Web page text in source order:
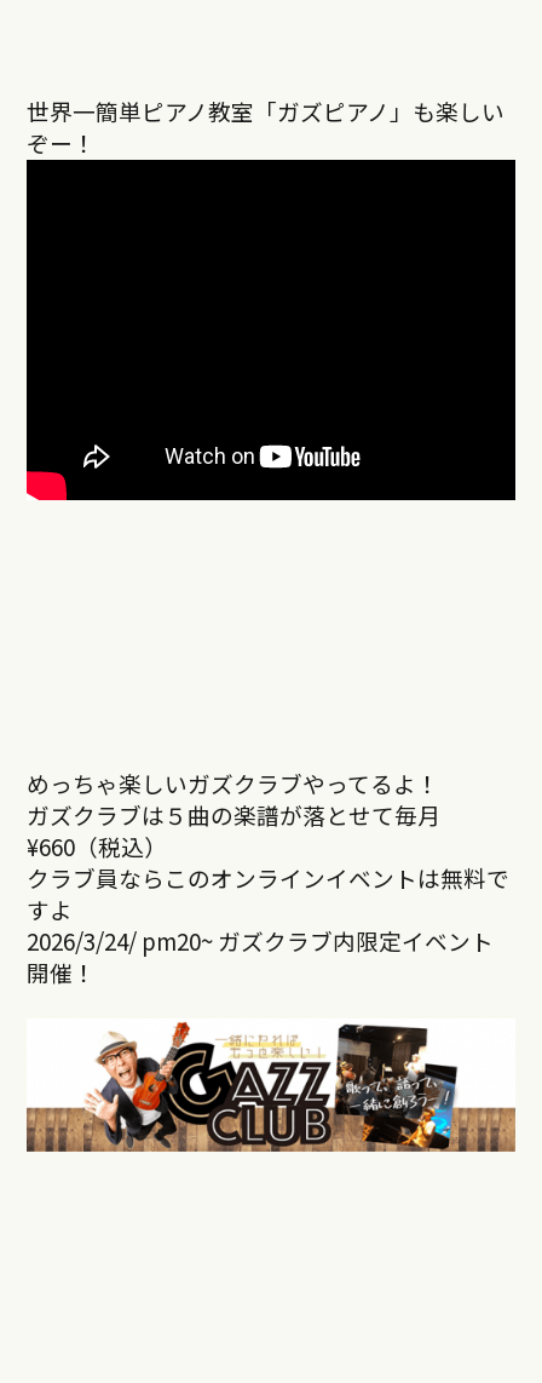
世界一簡単ピアノ教室「ガズピアノ」も楽しい
ぞー！
めっちゃ楽しいガズクラブやってるよ！
ガズクラブは５曲の楽譜が落とせて毎月
¥660（税込）
クラブ員ならこのオンラインイベントは無料で
すよ
2026/3/24/ pm20~ ガズクラブ内限定イベント
開催！